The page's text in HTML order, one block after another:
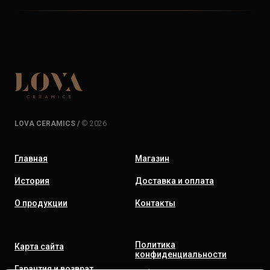
LOVA CERAMICS / © 2026
Главная
История
О продукции
Магазин
Доставка и оплата
Контакты
Карта сайта
Политика
конфиденциальности